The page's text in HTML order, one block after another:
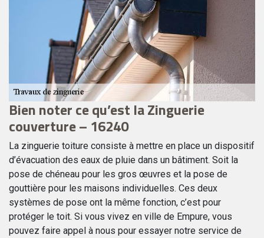
Bien noter ce qu’est la Zinguerie
couverture – 16240
La zinguerie toiture consiste à mettre en place un dispositif
d’évacuation des eaux de pluie dans un bâtiment. Soit la
pose de chéneau pour les gros œuvres et la pose de
gouttière pour les maisons individuelles. Ces deux
systèmes de pose ont la même fonction, c’est pour
protéger le toit. Si vous vivez en ville de Empure, vous
pouvez faire appel à nous pour essayer notre service de